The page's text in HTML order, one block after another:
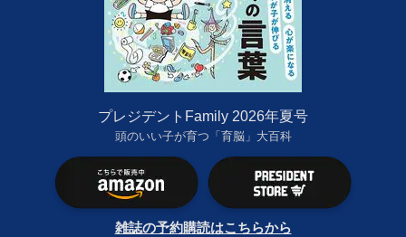
プレジデントFamily 2026年夏号
頭のいい子が育つ「育脳」大百科
雑誌の予約購読はこちらから